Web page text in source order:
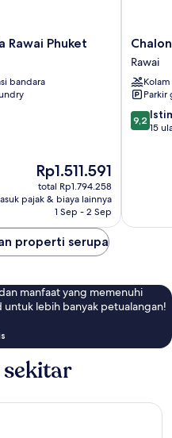
Rawai Phuket
bandara
Harga
sekarang
Rp1.511.591
Rp1.511.591
total Rp1.794.258
pajak & biaya lainnya
1 Sep - 2 Sep
Chalong
Marina
Bay
View
Phuket
Rawai
Rawai
Parkir
9.2
dari
9,2
15
properti serupa
manfaat yang memenuhi
untuk lebih banyak petualangan!
sekitar